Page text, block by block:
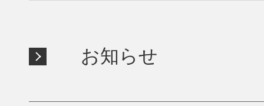
お知らせ